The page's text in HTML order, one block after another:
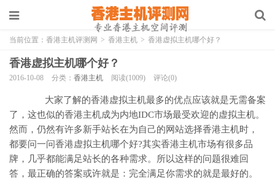
当前位置： 香港主机评测网 > 香港主机 > 香港虚拟主机哪个好？
香港虚拟主机哪个好？
2016-10-08 分类： 香港主机 阅读(1009) 评论(0)
大家了解的香港虚拟主机最多的优点应该就是无需备案
了，这也似的香港主机成为内地IDC市场最受欢迎的虚拟主机。
然而，仍然有许多新手站长在为自己的网站选择香港主机时，
都要问一问香港虚拟主机哪个好?其实香港主机市场有很多品
牌，几乎都能满足站长的各种需求。所以这样的问题很难回
答，最正确的答案或许就是：完全满足你需求的就是最好的。